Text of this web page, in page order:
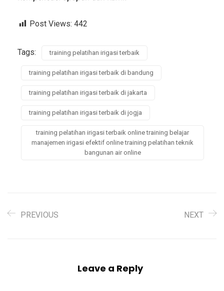
Post Views: 442
Tags: training pelatihan irigasi terbaik
training pelatihan irigasi terbaik di bandung
training pelatihan irigasi terbaik di jakarta
training pelatihan irigasi terbaik di jogja
training pelatihan irigasi terbaik online training belajar
manajemen irigasi efektif online training pelatihan teknik
bangunan air online
PREVIOUS NEXT
Leave a Reply